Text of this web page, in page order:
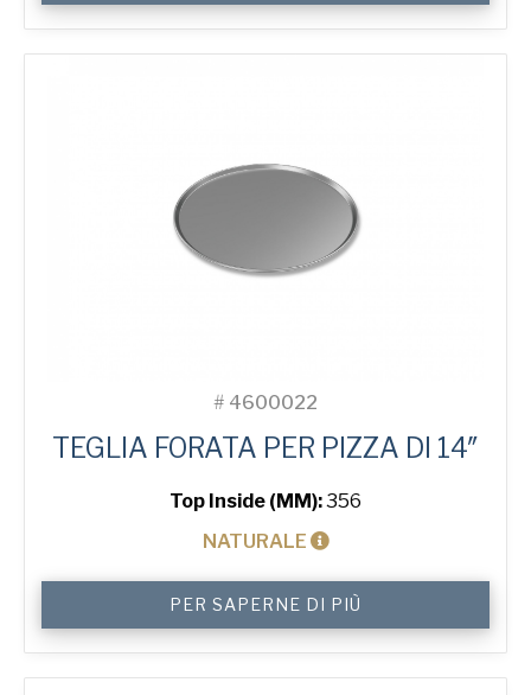
Pizza
Tray
quantità
# 4600022
TEGLIA FORATA PER PIZZA DI 14″
Top Inside (MM):356
NATURALE
Pizza
Tray
quantità
PER SAPERNE DI PIÙ